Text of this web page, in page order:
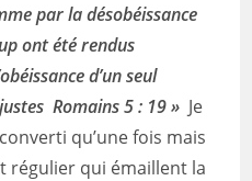
par la désobéissance
ont été rendus
d’un seul
Romains 5 : 19 » Je
qu’une fois mais
régulier qui émaillent la